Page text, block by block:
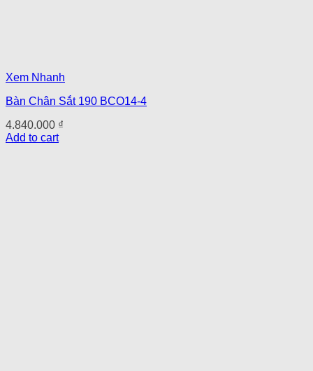
Xem Nhanh
Bàn Chân Sắt 190 BCO14-4
4.840.000 ₫
Add to cart